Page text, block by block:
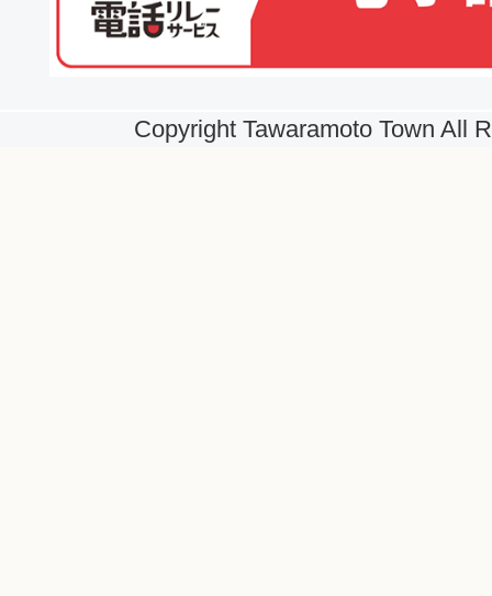
Copyright Tawaramoto Town All